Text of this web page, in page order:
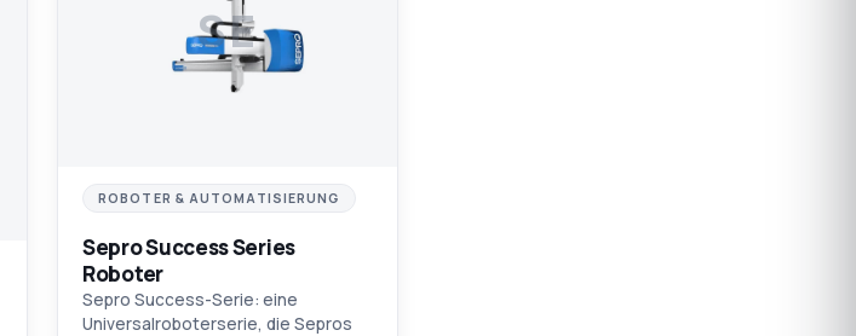
SE
ROBOTER & AUTOMATISIERUNG
Sepro Success Series
Roboter
Sepro Success-Serie: eine
Universalroboterserie, die Sepros